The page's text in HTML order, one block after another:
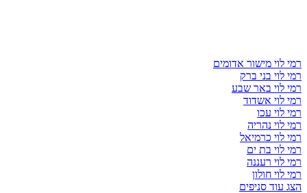
רמי לוי מישור אדומים
רמי לוי בני ברק
רמי לוי באר שבע
רמי לוי אשדוד
רמי לוי עכו
רמי לוי נהריה
רמי לוי כרמיאל
רמי לוי בת ים
רמי לוי רעננה
רמי לוי חולון
הצג עוד סניפים